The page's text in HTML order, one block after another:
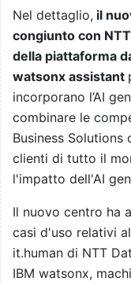
Nel dettaglio, il
congiunto con
della piattaforma
watsonx assistant
incorporano l’AI
combinare le
Business
clienti di tutto il
l'impatto dell'AI
Il nuovo centro ha
casi d'uso relativi
it.human di NTT
IBM watsonx,